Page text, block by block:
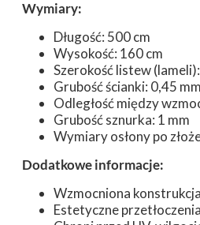
Wymiary:
Długość: 500 cm
Wysokość: 160 cm
Szerokość listew
Grubość ścianki: 0,45 mm
Odległość między
Grubość sznurka: 1 mm
Wymiary osłony po
Dodatkowe informacje:
Wzmocniona konstrukcja
Estetyczne przetłoczenia